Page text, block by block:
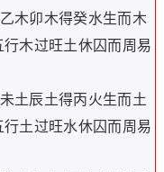
木卯木得癸水生而木
木过旺土休囚而周易
土辰土得丙火生而土
土过旺水休囚而周易